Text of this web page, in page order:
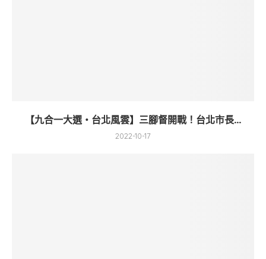
【九合一大選・台北風雲】三腳督開戰！台北市長...
2022-10-17